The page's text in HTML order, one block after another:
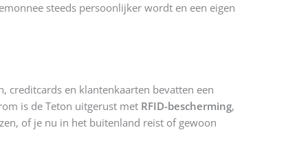
steeds persoonlijker wordt en een eigen
creditcards en klantenkaarten bevatten een
is de Teton uitgerust met RFID-bescherming,
of je nu in het buitenland reist of gewoon